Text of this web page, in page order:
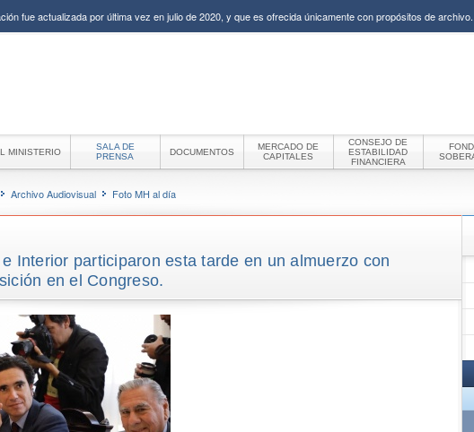
fue actualizada por última vez en julio de 2020, y que es ofrecida únicamente con propósitos de
MINISTERIO
SALA DE
PRENSA
DOCUMENTOS
MERCADO DE
CAPITALES
CONSEJO DE
ESTABILIDAD
FINANCIERA
Archivo Audiovisual Foto MH al día
Interior participaron esta tarde en un almuerzo con
en el Congreso.